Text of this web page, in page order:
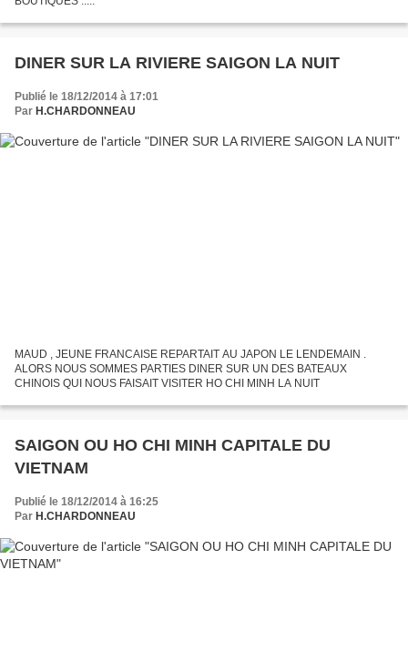
DINER SUR LA RIVIERE SAIGON LA NUIT
Publié le 18/12/2014 à 17:01
Par H.CHARDONNEAU
MAUD , JEUNE FRANCAISE REPARTAIT AU JAPON LE LENDEMAIN .
ALORS NOUS SOMMES PARTIES DINER SUR UN DES BATEAUX
CHINOIS QUI NOUS FAISAIT VISITER HO CHI MINH LA NUIT
SAIGON OU HO CHI MINH CAPITALE DU
VIETNAM
Publié le 18/12/2014 à 16:25
Par H.CHARDONNEAU